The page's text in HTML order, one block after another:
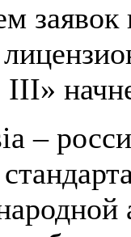
заявок
–